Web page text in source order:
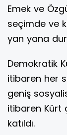
Emek ve
seçimde ve
yan yana
Demokratik
itibaren her
geniş
itibaren Kürt
katıldı.